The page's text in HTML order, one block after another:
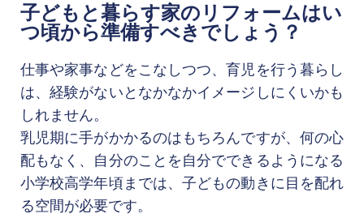
子どもと暮らす家のリフォームはい
つ頃から準備すべきでしょう？
仕事や家事などをこなしつつ、育児を行う暮らし
は、経験がないとなかなかイメージしにくいかも
しれません。
乳児期に手がかかるのはもちろんですが、何の心
配もなく、自分のことを自分でできるようになる
小学校高学年頃までは、子どもの動きに目を配れ
る空間が必要です。